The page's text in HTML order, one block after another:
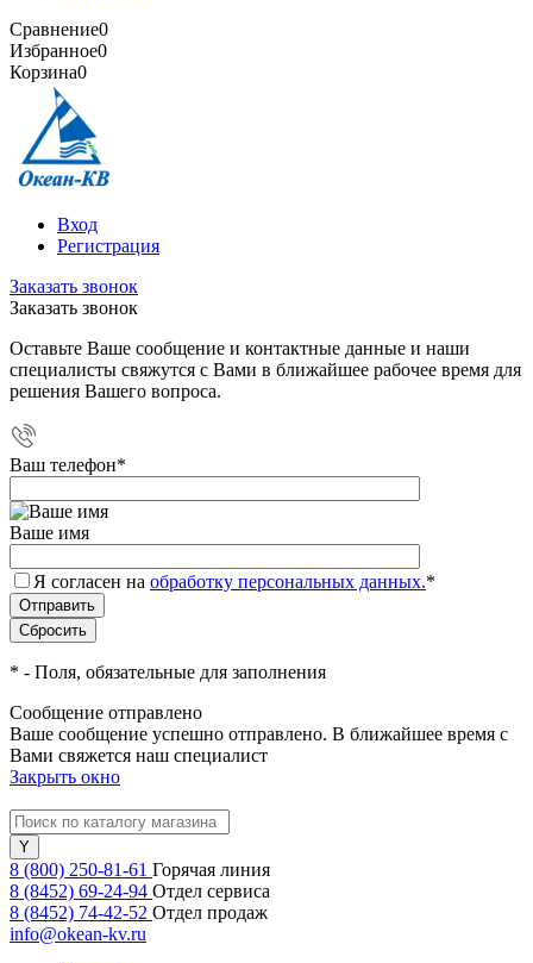
Сравнение0
Избранное0
Корзина0
Вход
Регистрация
Заказать звонок
Заказать звонок
Оставьте Ваше сообщение и контактные данные и наши
специалисты свяжутся с Вами в ближайшее рабочее время для
решения Вашего вопроса.
Ваш телефон*
Ваше имя
Я согласен на обработку персональных данных.*
* - Поля, обязательные для заполнения
Сообщение отправлено
Ваше сообщение успешно отправлено. В ближайшее время с
Вами свяжется наш специалист
Закрыть окно
8 (800) 250-81-61 Горячая линия
8 (8452) 69-24-94 Отдел сервиса
8 (8452) 74-42-52 Отдел продаж
info@okean-kv.ru